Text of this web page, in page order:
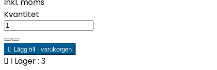
Inkl. moms
Kvantitet
 Lägg till i varukorgen
 I Lager : 3